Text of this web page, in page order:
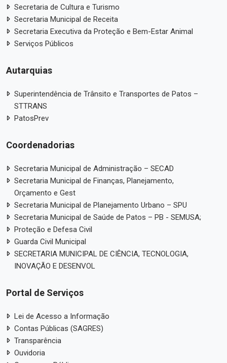
Secretaria de Cultura e Turismo
Secretaria Municipal de Receita
Secretaria Executiva da Proteção e Bem-Estar Animal
Serviços Públicos
Autarquias
Superintendência de Trânsito e Transportes de Patos –
STTRANS
PatosPrev
Coordenadorias
Secretaria Municipal de Administração – SECAD
Secretaria Municipal de Finanças, Planejamento,
Orçamento e Gest
Secretaria Municipal de Planejamento Urbano – SPU
Secretaria Municipal de Saúde de Patos – PB - SEMUSA;
Proteção e Defesa Civil
Guarda Civil Municipal
SECRETARIA MUNICIPAL DE CIÊNCIA, TECNOLOGIA,
INOVAÇÃO E DESENVOL
Portal de Serviços
Lei de Acesso a Informação
Contas Públicas (SAGRES)
Transparência
Ouvidoria